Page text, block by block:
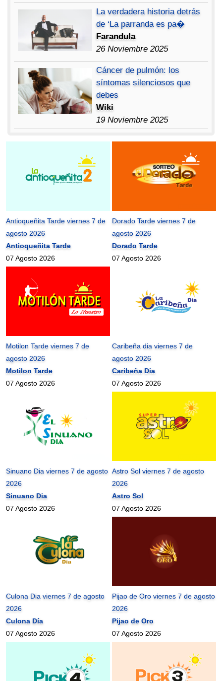
La verdadera historia detrás
de ‘La parranda es pa�
Farandula
26 Noviembre 2025
Cáncer de pulmón: los
síntomas silenciosos que
debes
Wiki
19 Noviembre 2025
Antioqueñita Tarde viernes 7 de
agosto 2026
Antioqueñita Tarde
07 Agosto 2026
Dorado Tarde viernes 7 de
agosto 2026
Dorado Tarde
07 Agosto 2026
Motilon Tarde viernes 7 de
agosto 2026
Motilon Tarde
07 Agosto 2026
Caribeña dia viernes 7 de
agosto 2026
Caribeña Dia
07 Agosto 2026
Sinuano Dia viernes 7 de agosto
2026
Sinuano Dia
07 Agosto 2026
Astro Sol viernes 7 de agosto
2026
Astro Sol
07 Agosto 2026
Culona Dia viernes 7 de agosto
2026
Culona Día
07 Agosto 2026
Pijao de Oro viernes 7 de agosto
2026
Pijao de Oro
07 Agosto 2026